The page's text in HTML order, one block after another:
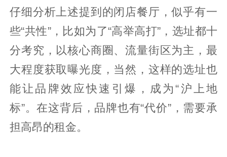
仔细分析上述提到的闭店餐厅，似乎有一
些“共性”，比如为了“高举高打”，选址都十
分考究，以核心商圈、流量街区为主，最
大程度获取曝光度，当然，这样的选址也
能让品牌效应快速引爆，成为“沪上地
标”。在这背后，品牌也有“代价”，需要承
担高昂的租金。